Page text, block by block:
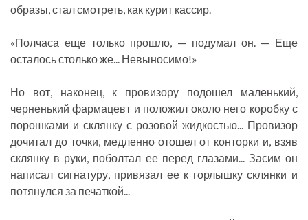
образы, стал смотреть, как курит кассир.
«Полчаса еще только прошло, — подумал он. — Еще
осталось столько же... Невыносимо!»
Но вот, наконец, к провизору подошел маленький,
черненький фармацевт и положил около него коробку с
порошками и склянку с розовой жидкостью... Провизор
дочитал до точки, медленно отошел от конторки и, взяв
склянку в руки, поболтал ее перед глазами... Засим он
написал сигнатуру, привязал ее к горлышку склянки и
потянулся за печаткой...